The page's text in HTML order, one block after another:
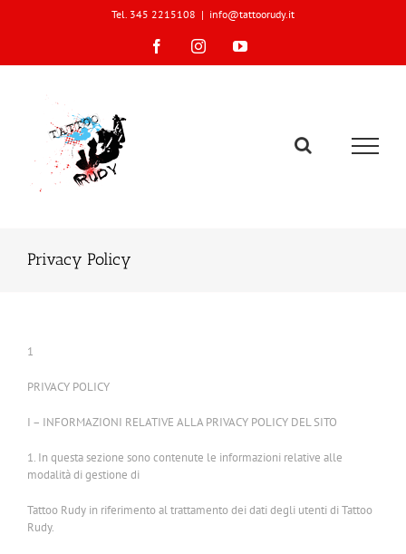
Tel. 345 2215108 | info@tattoorudy.it
FacebookInstagramYouTube
Privacy Policy
1
PRIVACY POLICY
I – INFORMAZIONI RELATIVE ALLA PRIVACY POLICY DEL SITO
1. In questa sezione sono contenute le informazioni relative alle
modalità di gestione di
Tattoo Rudy in riferimento al trattamento dei dati degli utenti di Tattoo
Rudy.